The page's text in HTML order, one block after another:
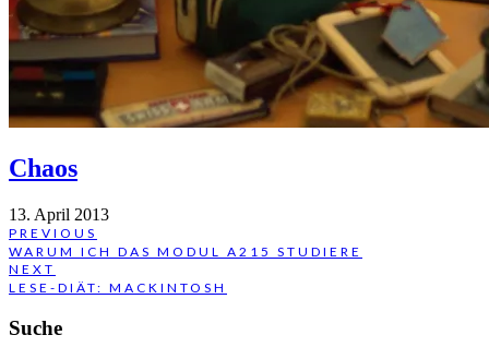
Chaos
13. April 2013
Beitragsnavigation
PREVIOUS
PREVIOUS
POST:
WARUM ICH DAS MODUL A215 STUDIERE
NEXT
NEXT
POST:
LESE-DIÄT: MACKINTOSH
Suche